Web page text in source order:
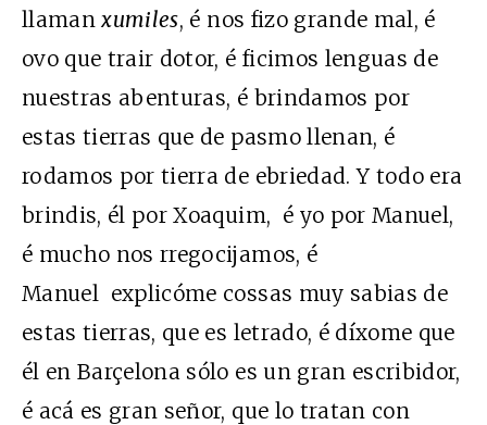
llamanxumiles, é nos fizo grande mal, é
ovo que trair dotor, é ficimos lenguas de
nuestras abenturas, é brindamos por
estas tierras que de pasmo llenan, é
rodamos por tierra de ebriedad. Y todo era
brindis, él por Xoaquim, é yo por Manuel,
é mucho nos rregocijamos, é
Manuel explicóme cossas muy sabias de
estas tierras, que es letrado, é díxome que
él en Barçelona sólo es un gran escribidor,
é acá es gran señor, que lo tratan con